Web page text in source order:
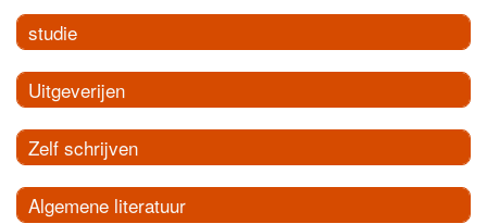
studie
Uitgeverijen
Zelf schrijven
Algemene literatuur